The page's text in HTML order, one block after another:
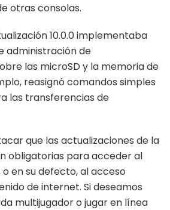
otras consolas.
10.0.0 implementaba
administración de
las microSD y la memoria de
reasignó comandos simples
las transferencias de
que las actualizaciones de la
obligatorias para acceder al
en su defecto, al acceso
de internet. Si deseamos
multijugador o jugar en línea